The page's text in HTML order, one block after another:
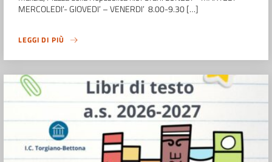
MERCOLEDI’- GIOVEDI’ – VENERDI’ 8.00-9.30 […]
LEGGI DI PIÙ